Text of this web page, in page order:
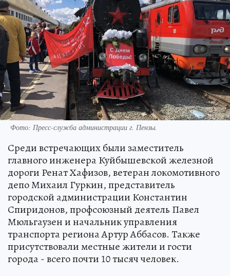
Фото: Пресс-служба администрации г. Пензы.
Среди встречающих были заместитель
главного инженера Куйбышевской железной
дороги Ренат Хафизов, ветеран локомотивного
депо Михаил Гуркин, представитель
городской администрации Константин
Спиридонов, профсоюзный деятель Павел
Мюльгаузен и начальник управления
транспорта региона Артур Аббасов. Также
присутствовали местные жители и гости
города - всего почти 10 тысяч человек.